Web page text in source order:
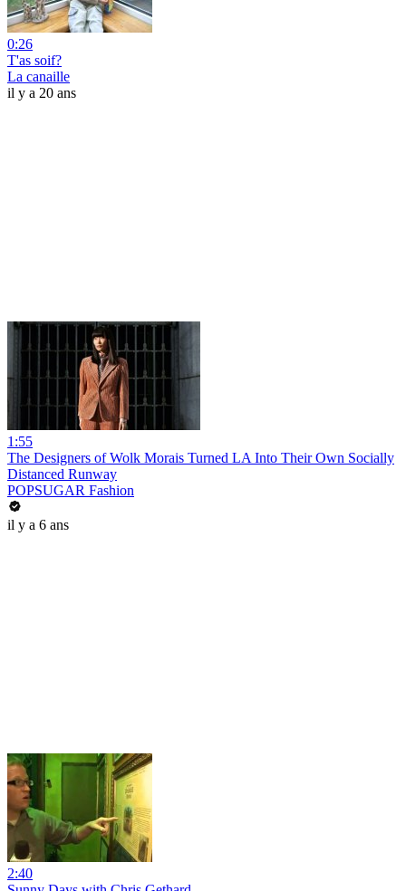
0:26
T'as soif?
La canaille
il y a 20 ans
1:55
The Designers of Wolk Morais Turned LA Into Their Own Socially
Distanced Runway
POPSUGAR Fashion
il y a 6 ans
2:40